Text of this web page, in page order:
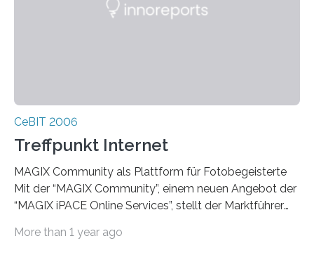
CeBIT 2006
Treffpunkt Internet
MAGIX Community als Plattform für Fotobegeisterte
Mit der “MAGIX Community”, einem neuen Angebot der
“MAGIX iPACE Online Services”, stellt der Marktführer
Fotobegeisterten ein interaktives Austauschmedium im
More than 1 year ago